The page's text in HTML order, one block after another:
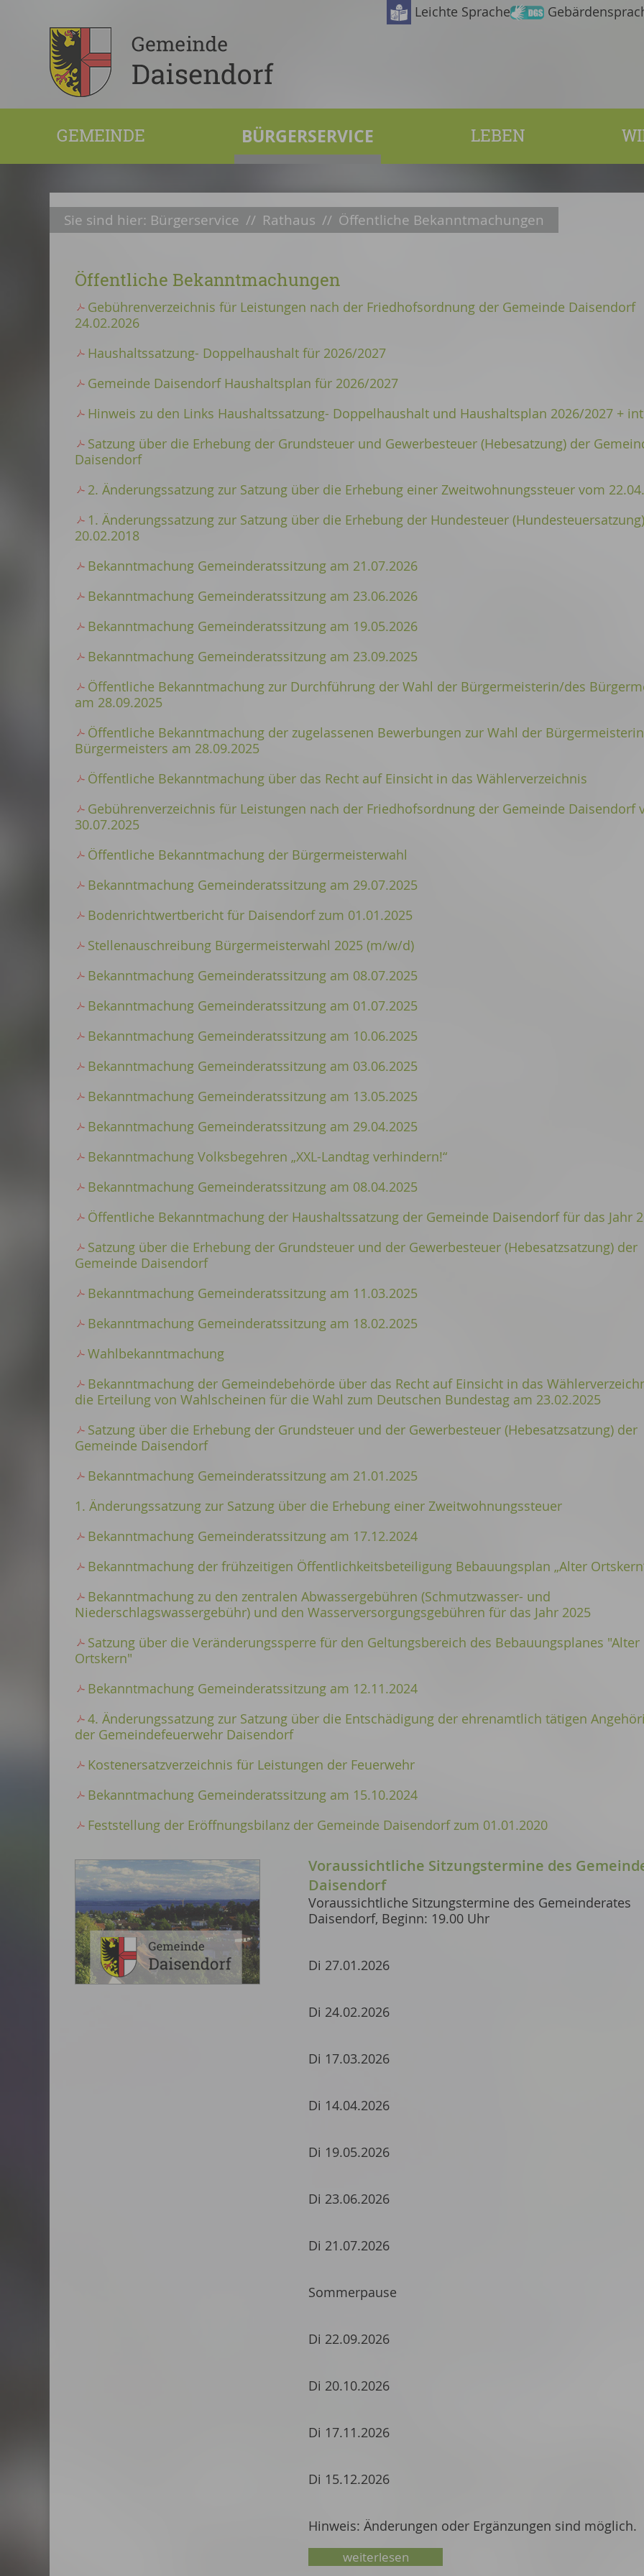
Leichte Sprache
GEMEINDE BÜRGERSERVICE LEBEN
Sie sind hier: Bürgerservice // Rathaus // Öffentliche Bekanntmachungen
Öffentliche Bekanntmachungen
Gebührenverzeichnis für Leistungen nach der Friedhofsordnung der Gemeinde Daisendorf
24.02.2026
Haushaltssatzung- Doppelhaushalt für 2026/2027
Gemeinde Daisendorf Haushaltsplan für 2026/2027
Hinweis zu den Links Haushaltssatzung- Doppelhaushalt und Haushaltsplan 2026/2027 +
Satzung über die Erhebung der Grundsteuer und Gewerbesteuer (Hebesatzung) der
Daisendorf
2. Änderungssatzung zur Satzung über die Erhebung einer Zweitwohnungssteuer vom
1. Änderungssatzung zur Satzung über die Erhebung der Hundesteuer
20.02.2018
Bekanntmachung Gemeinderatssitzung am 21.07.2026
Bekanntmachung Gemeinderatssitzung am 23.06.2026
Bekanntmachung Gemeinderatssitzung am 19.05.2026
Bekanntmachung Gemeinderatssitzung am 23.09.2025
Öffentliche Bekanntmachung zur Durchführung der Wahl der Bürgermeisterin/des
am 28.09.2025
Öffentliche Bekanntmachung der zugelassenen Bewerbungen zur Wahl der
Bürgermeisters am 28.09.2025
Öffentliche Bekanntmachung über das Recht auf Einsicht in das Wählerverzeichnis
Gebührenverzeichnis für Leistungen nach der Friedhofsordnung der Gemeinde Daisendorf
30.07.2025
Öffentliche Bekanntmachung der Bürgermeisterwahl
Bekanntmachung Gemeinderatssitzung am 29.07.2025
Bodenrichtwertbericht für Daisendorf zum 01.01.2025
Stellenauschreibung Bürgermeisterwahl 2025 (m/w/d)
Bekanntmachung Gemeinderatssitzung am 08.07.2025
Bekanntmachung Gemeinderatssitzung am 01.07.2025
Bekanntmachung Gemeinderatssitzung am 10.06.2025
Bekanntmachung Gemeinderatssitzung am 03.06.2025
Bekanntmachung Gemeinderatssitzung am 13.05.2025
Bekanntmachung Gemeinderatssitzung am 29.04.2025
Bekanntmachung Volksbegehren „XXL-Landtag verhindern!“
Bekanntmachung Gemeinderatssitzung am 08.04.2025
Öffentliche Bekanntmachung der Haushaltssatzung der Gemeinde Daisendorf für das Jahr
Satzung über die Erhebung der Grundsteuer und der Gewerbesteuer (Hebesatzsatzung) der
Gemeinde Daisendorf
Bekanntmachung Gemeinderatssitzung am 11.03.2025
Bekanntmachung Gemeinderatssitzung am 18.02.2025
Wahlbekanntmachung
Bekanntmachung der Gemeindebehörde über das Recht auf Einsicht in das
die Erteilung von Wahlscheinen für die Wahl zum Deutschen Bundestag am 23.02.2025
Satzung über die Erhebung der Grundsteuer und der Gewerbesteuer (Hebesatzsatzung) der
Gemeinde Daisendorf
Bekanntmachung Gemeinderatssitzung am 21.01.2025
1. Änderungssatzung zur Satzung über die Erhebung einer Zweitwohnungssteuer
Bekanntmachung Gemeinderatssitzung am 17.12.2024
Bekanntmachung der frühzeitigen Öffentlichkeitsbeteiligung Bebauungsplan „Alter
Bekanntmachung zu den zentralen Abwassergebühren (Schmutzwasser- und
Niederschlagswassergebühr) und den Wasserversorgungsgebühren für das Jahr 2025
Satzung über die Veränderungssperre für den Geltungsbereich des Bebauungsplanes "Alter
Ortskern"
Bekanntmachung Gemeinderatssitzung am 12.11.2024
4. Änderungssatzung zur Satzung über die Entschädigung der ehrenamtlich tätigen
der Gemeindefeuerwehr Daisendorf
Kostenersatzverzeichnis für Leistungen der Feuerwehr
Bekanntmachung Gemeinderatssitzung am 15.10.2024
Feststellung der Eröffnungsbilanz der Gemeinde Daisendorf zum 01.01.2020
Voraussichtliche Sitzungstermine des
Daisendorf
Voraussichtliche Sitzungstermine des Gemeinderates
Daisendorf, Beginn: 19.00 Uhr
Di 27.01.2026
Di 24.02.2026
Di 17.03.2026
Di 14.04.2026
Di 19.05.2026
Di 23.06.2026
Di 21.07.2026
Sommerpause
Di 22.09.2026
Di 20.10.2026
Di 17.11.2026
Di 15.12.2026
Hinweis: Änderungen oder Ergänzungen sind möglich.
weiterlesen